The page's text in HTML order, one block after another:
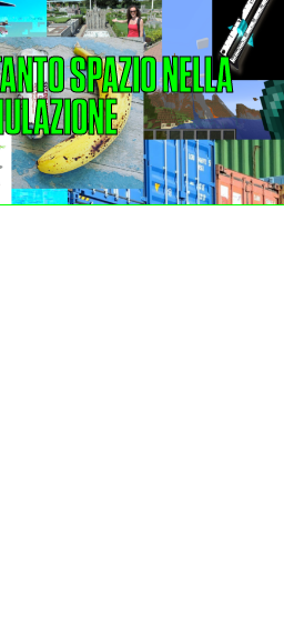
SPAZIO NELLA